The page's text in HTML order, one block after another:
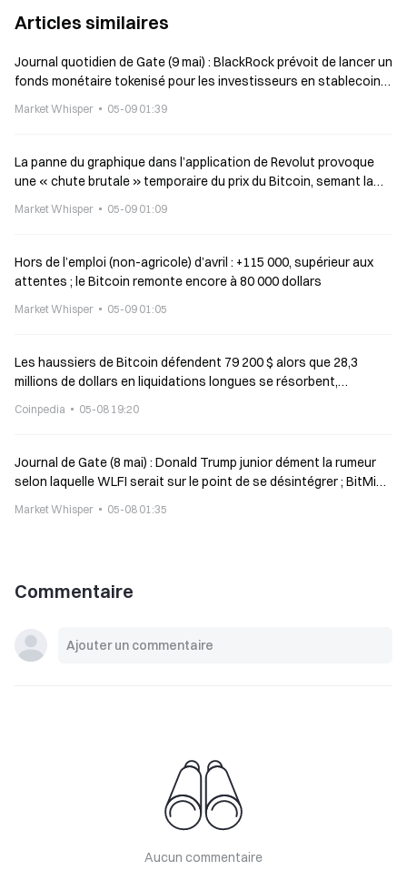
Articles similaires
Journal quotidien de Gate (9 mai) : BlackRock prévoit de lancer un
fonds monétaire tokenisé pour les investisseurs en stablecoins
Market Whisper 05-09 01:39
La panne du graphique dans l’application de Revolut provoque
une « chute brutale » temporaire du prix du Bitcoin, semant la
Market Whisper 05-09 01:09
Hors de l’emploi (non-agricole) d’avril : +115 000, supérieur aux
attentes ; le Bitcoin remonte encore à 80 000 dollars
Market Whisper 05-09 01:05
Les haussiers de Bitcoin défendent 79 200 $ alors que 28,3
millions de dollars en liquidations longues se résorbent,
Coinpedia 05-08 19:20
Journal de Gate (8 mai) : Donald Trump junior dément la rumeur
selon laquelle WLFI serait sur le point de se désintégrer ; BitMine
Market Whisper 05-08 01:35
Commentaire
Aucun commentaire